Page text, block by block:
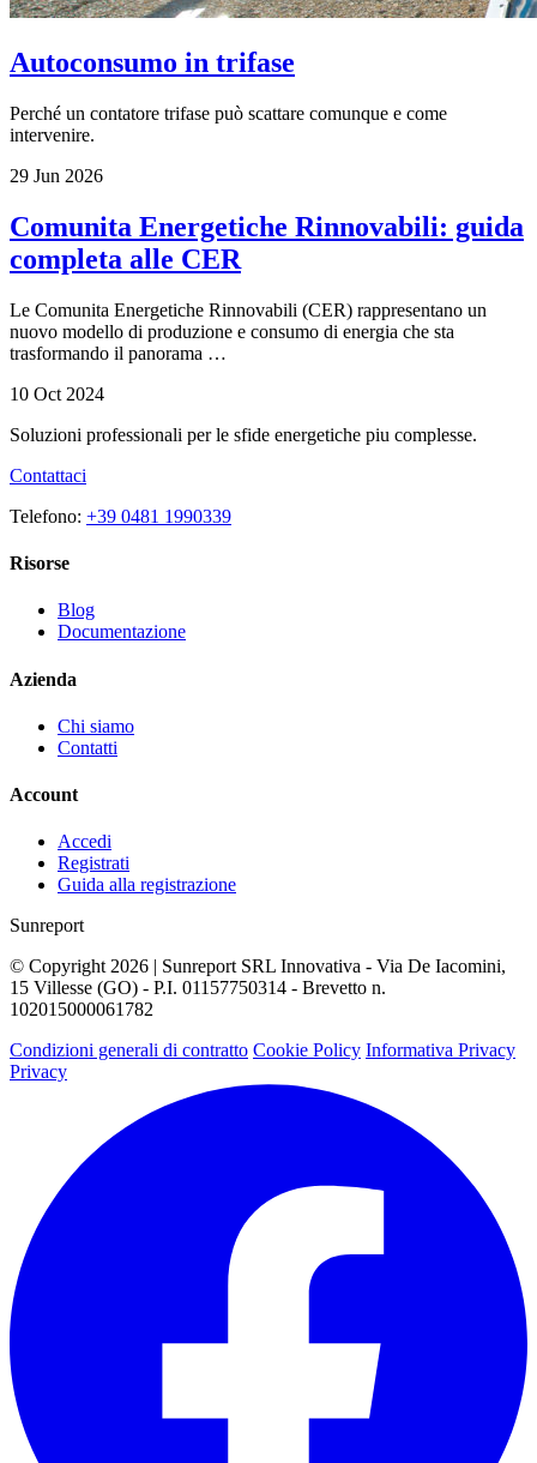
Autoconsumo in trifase
Perché un contatore trifase può scattare comunque e come
intervenire.
29 Jun 2026
Comunita Energetiche Rinnovabili: guida
completa alle CER
Le Comunita Energetiche Rinnovabili (CER) rappresentano un
nuovo modello di produzione e consumo di energia che sta
trasformando il panorama …
10 Oct 2024
Soluzioni professionali per le sfide energetiche piu complesse.
Contattaci
Telefono: +39 0481 1990339
Risorse
Blog
Documentazione
Azienda
Chi siamo
Contatti
Account
Accedi
Registrati
Guida alla registrazione
Sunreport
© Copyright 2026 | Sunreport SRL Innovativa - Via De Iacomini,
15 Villesse (GO) - P.I. 01157750314 - Brevetto n.
102015000061782
Condizioni generali di contratto Cookie Policy Informativa Privacy
Privacy